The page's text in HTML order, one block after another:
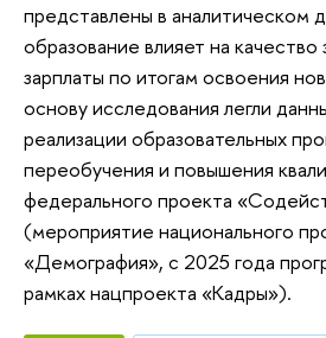
представлены в аналитическом
образование влияет на качество
зарплаты по итогам освоения
основу исследования легли
реализации образовательных
переобучения и повышения
федерального проекта
(мероприятие национального
«Демография», с 2025 года
рамках нацпроекта «Кадры»).